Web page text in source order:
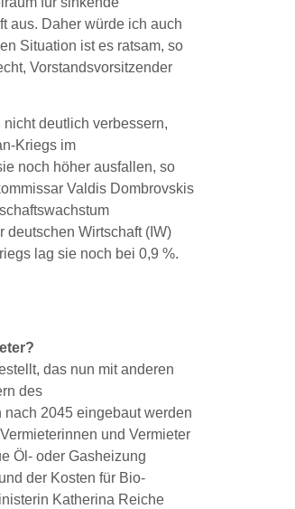
aus. Daher würde ich auch
Situation ist es ratsam, so
Vorstandsvorsitzender
deutlich verbessern,
Kriegs im
noch höher ausfallen, so
Valdis Dombrovskis
deutschen Wirtschaft (IW)
lag sie noch bei 0,9 %.
das nun mit anderen
des
2045 eingebaut werden
und Vermieter
Öl- oder Gasheizung
der Kosten für Bio-
Katherina Reiche